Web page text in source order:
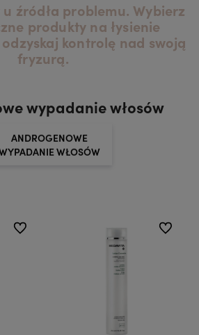
źródła problemu. Wybierz
produkty na łysienie
kontrolę nad swoją
fryzurą.
wypadanie włosów
ANDROGENOWE
WŁOSÓW
do ulubionych do